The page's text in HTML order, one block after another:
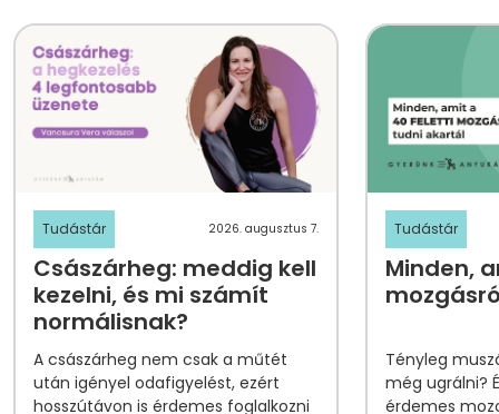
Tudástár 2026. augusztus 7.
Császárheg: meddig kell
kezelni, és mi számít
normálisnak?
A császárheg nem csak a műtét
után igényel odafigyelést, ezért
hosszútávon is érdemes foglalkozni
Tudástár
Minden,
Tényleg
még ugrálni?
érdemes